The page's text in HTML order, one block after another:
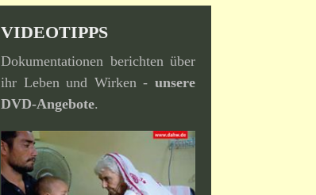
VIDEOTIPPS
Dokumentationen berichten über
ihr Leben und Wirken - unsere
DVD-Angebote.